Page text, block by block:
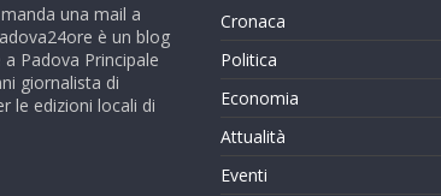
una mail a
è un blog
Padova Principale
giornalista di
le edizioni locali di
Cronaca
Politica
Economia
Attualità
Eventi